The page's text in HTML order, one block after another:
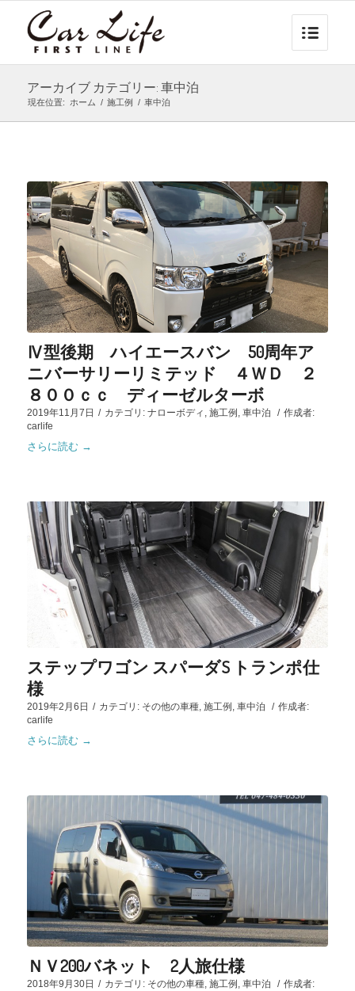
アーカイブ カテゴリー: 車中泊
現在位置: ホーム / 施工例 / 車中泊
Ⅳ型後期 ハイエースバン 50周年ア
ニバーサリーリミテッド ４ＷＤ ２
８００ｃｃ ディーゼルターボ
2019年11月7日 / カテゴリ: ナローボディ , 施工例 , 車中泊 / 作成者:
carlife
さらに読む →
ステップワゴン スパーダS トランポ仕
様
2019年2月6日 / カテゴリ: その他の車種, 施工例 , 車中泊 / 作成者:
carlife
さらに読む →
ＮＶ200バネット 2人旅仕様
2018年9月30日 / カテゴリ: その他の車種, 施工例 , 車中泊 / 作成者: